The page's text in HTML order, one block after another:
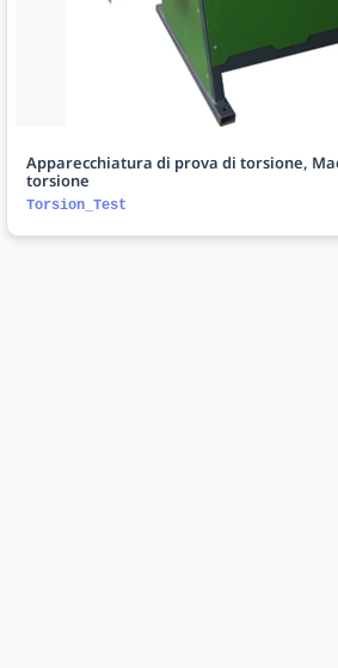
Apparecchiatura di prova di torsione,
torsione
Torsion_Test